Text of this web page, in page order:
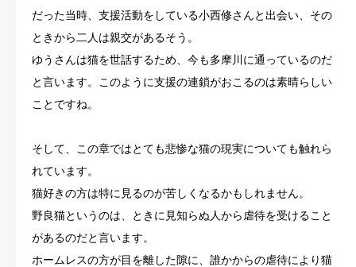
だった当時、支援活動をしている小西修さんと出会い、その
ときから二人は親交があるそう。
ゆうさんは猫を世話するため、今も多摩川に通っているのだ
と言います。このように支援の連鎖がおこるのは素晴らしい
ことですね。
そして、この章ではとても悲惨な猫の現実についても触れら
れています。
猫好きの方は特に見るのが苦しくなるかもしれません。
野良猫というのは、ときに見知らぬ人から虐待を受けること
があるのだと言います。
ホームレスの方が目を離した隙に、誰かからの虐待により猫